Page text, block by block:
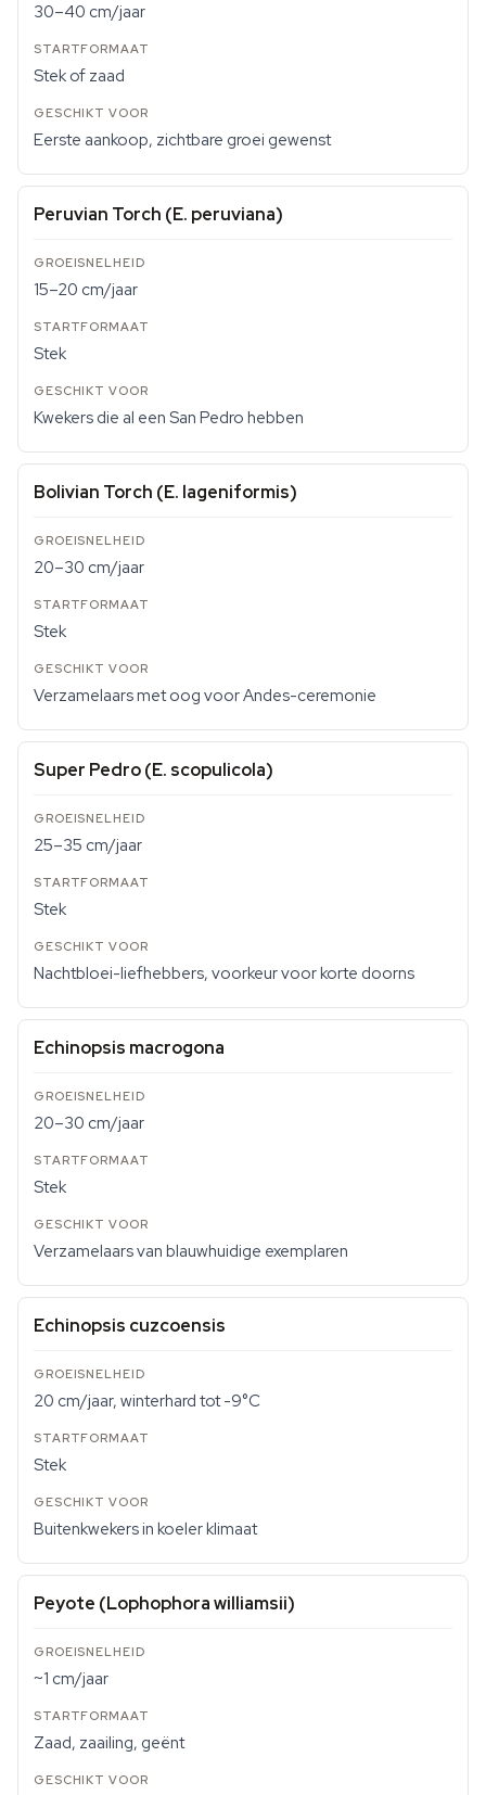
30–40 cm/jaar
Stek of zaad
Eerste aankoop, zichtbare groei gewenst
Peruvian Torch (E. peruviana)
15–20 cm/jaar
Stek
Kwekers die al een San Pedro hebben
Bolivian Torch (E. lageniformis)
20–30 cm/jaar
Stek
Verzamelaars met oog voor Andes-ceremonie
Super Pedro (E. scopulicola)
25–35 cm/jaar
Stek
Nachtbloei-liefhebbers, voorkeur voor korte doorns
Echinopsis macrogona
20–30 cm/jaar
Stek
Verzamelaars van blauwhuidige exemplaren
Echinopsis cuzcoensis
20 cm/jaar, winterhard tot -9°C
Stek
Buitenkwekers in koeler klimaat
Peyote (Lophophora williamsii)
~1 cm/jaar
Zaad, zaailing, geënt